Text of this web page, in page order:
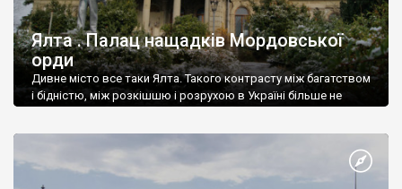
Ялта . Палац нащадків Мордовської
орди
Дивне місто все таки Ялта. Такого контрасту між багатством
і бідністю, між розкішшю і розрухою в Україні більше не